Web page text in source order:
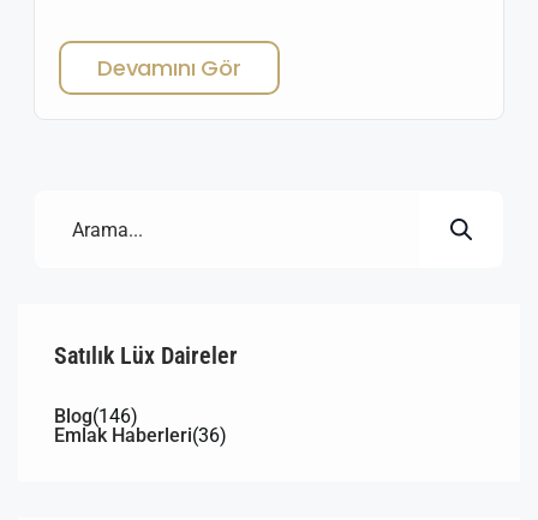
Adatepe, SF Gayrimenkul, modern daireler, Adatepe
konut projeleri Adatepe Mahallesi’nde modern
yaşam konforu sunan 2+1 satılık daire! Uygun fiyat,
hemen keşfedin! […]
Devamını Gör
Satılık Lüx Daireler
Blog(146)
Emlak Haberleri(36)